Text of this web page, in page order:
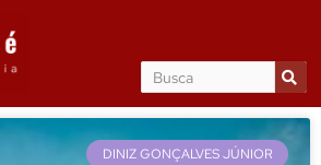
DINIZ GONÇALVES JÚNIOR